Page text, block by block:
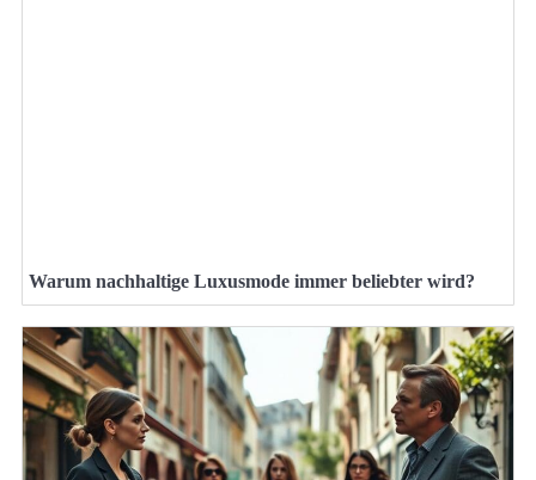
Warum nachhaltige Luxusmode immer beliebter wird?